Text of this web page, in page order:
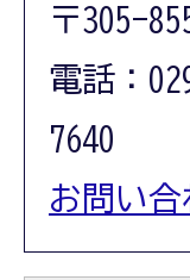
〒305-
電話：
7640
お問い